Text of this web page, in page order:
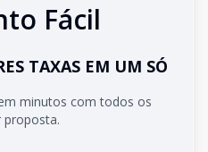
Fácil
TAXAS EM UM SÓ
minutos com todos os
proposta.